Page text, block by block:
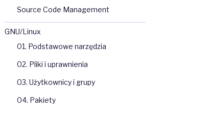
Source Code Management
GNU/Linux
01. Podstawowe narzędzia
02. Pliki i uprawnienia
03. Użytkownicy i grupy
04. Pakiety